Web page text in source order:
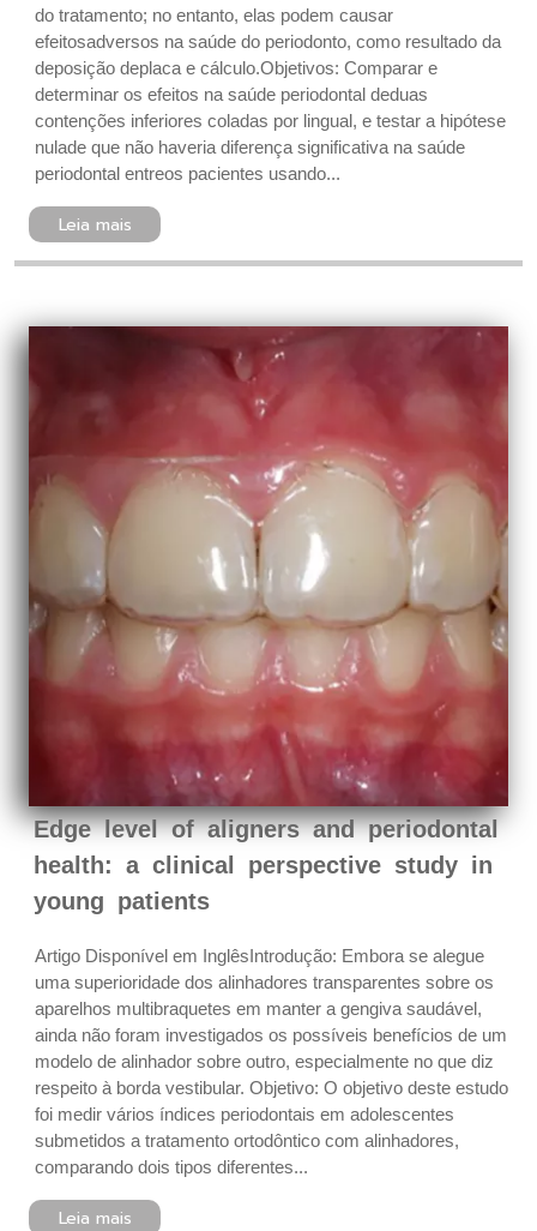
do tratamento; no entanto, elas podem causar
efeitosadversos na saúde do periodonto, como resultado da
deposição deplaca e cálculo.Objetivos: Comparar e
determinar os efeitos na saúde periodontal deduas
contenções inferiores coladas por lingual, e testar a hipótese
nulade que não haveria diferença significativa na saúde
periodontal entreos pacientes usando...
Leia mais
Edge level of aligners and periodontal
health: a clinical perspective study in
young patients
Artigo Disponível em InglêsIntrodução: Embora se alegue
uma superioridade dos alinhadores transparentes sobre os
aparelhos multibraquetes em manter a gengiva saudável,
ainda não foram investigados os possíveis benefícios de um
modelo de alinhador sobre outro, especialmente no que diz
respeito à borda vestibular. Objetivo: O objetivo deste estudo
foi medir vários índices periodontais em adolescentes
submetidos a tratamento ortodôntico com alinhadores,
comparando dois tipos diferentes...
Leia mais